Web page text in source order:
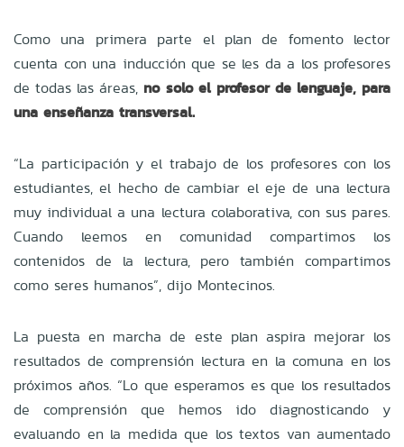
Como una primera parte el plan de fomento lector
cuenta con una inducción que se les da a los profesores
de todas las áreas, no solo el profesor de lenguaje, para
una enseñanza transversal.
“La participación y el trabajo de los profesores con los
estudiantes, el hecho de cambiar el eje de una lectura
muy individual a una lectura colaborativa, con sus pares.
Cuando leemos en comunidad compartimos los
contenidos de la lectura, pero también compartimos
como seres humanos”, dijo Montecinos.
La puesta en marcha de este plan aspira mejorar los
resultados de comprensión lectura en la comuna en los
próximos años. “Lo que esperamos es que los resultados
de comprensión que hemos ido diagnosticando y
evaluando en la medida que los textos van aumentado